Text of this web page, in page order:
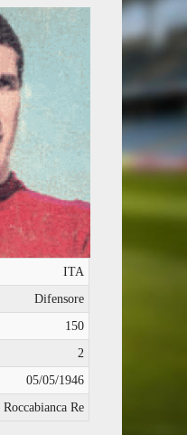
ITA
Difensore
150
2
05/05/1946
Roccabianca Re